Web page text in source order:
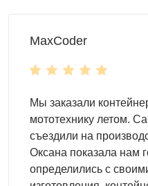
подготовка фундамента,
фундаментные блоки.
MaxCoder
Мы заказали
мототехнику летом.
съездили на
Оксана показала нам
определились с